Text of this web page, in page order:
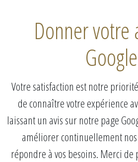
Donner votre
Google
Votre satisfaction est notre
de connaître votre expérience
laissant un avis sur notre page
améliorer continuellement
répondre à vos besoins. Merci